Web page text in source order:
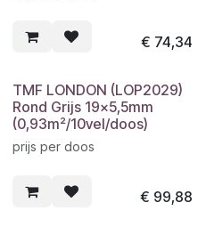
€ 74,34
TMF LONDON (LOP2029)
Rond Grijs 19x5,5mm
(0,93m²/10vel/doos)
prijs per doos
€ 99,88